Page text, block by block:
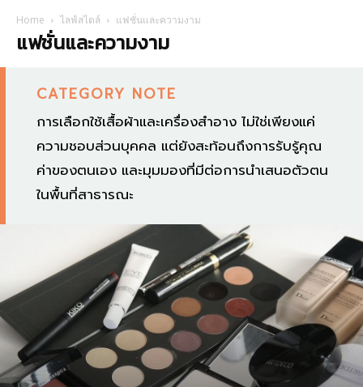
Home ไลฟ์สไตล์ แฟชั่นและความงาม
แฟชั่นและความงาม
CATEGORY NOTE
การเลือกใช้เสื้อผ้าและเครื่องสำอาง ไม่ใช่เพียงแค่
ความชอบส่วนบุคคล แต่ยังสะท้อนถึงการรับรู้คุณ
ค่าของตนเอง และมุมมองที่มีต่อการนำเสนอตัวตน
ในพื้นที่สาธารณะ